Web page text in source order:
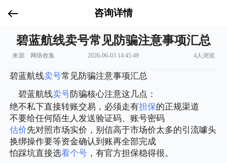
咨询详情
碧蓝航线卖号常见防骗注意事项汇总
来源: 网络收集 2026-06-03 14:45:49 4人浏览
碧蓝航线卖号常见防骗注意事项汇总
碧蓝航线卖号防骗核心注意这几点：
绝不私下直接转账交易，必须走有担保的正规渠道
不要给任何陌生人发送验证码、账号密码
估价先对照市场实价，别信高于市场价太多的引流噱头
换绑操作要等资金确认到账再全部完成
怕踩坑直接选看个号 ，有官方担保稳得很。